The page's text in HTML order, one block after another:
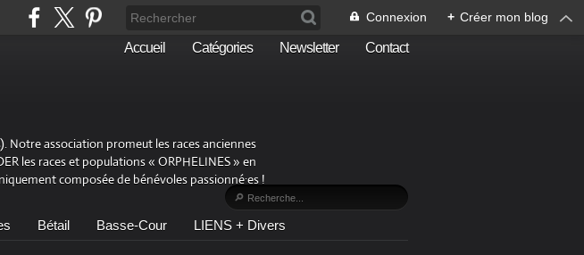
Connexion + Créer mon blog
Accueil Catégories Newsletter Contact
Notre association promeut les races anciennes
les races et populations « ORPHELINES » en
composée de bénévoles passionné·es !
Bétail Basse-Cour LIENS + Divers